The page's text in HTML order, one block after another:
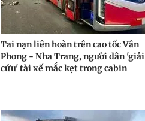
Tai nạn liên hoàn trên cao tốc Vân
Phong - Nha Trang, người dân 'giải
cứu' tài xế mắc kẹt trong cabin